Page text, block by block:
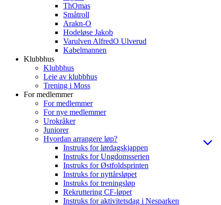
ThOmas
Småtroll
Arakn-O
Hodeløse Jakob
Varulven AlfredO Ulverud
Kabelmannen
Klubbhus
Klubbhus
Leie av klubbhus
Trening i Moss
For medlemmer
For medlemmer
For nye medlemmer
Urokråker
Juniorer
Hvordan arrangere løp?
Instruks for lørdagskjappen
Instruks for Ungdomsserien
Instruks for Østfoldsprinten
Instruks for nyttårsløpet
Instruks for treningsløp
Rekruttering CF-løpet
Instruks for aktivitetsdag i Nesparken